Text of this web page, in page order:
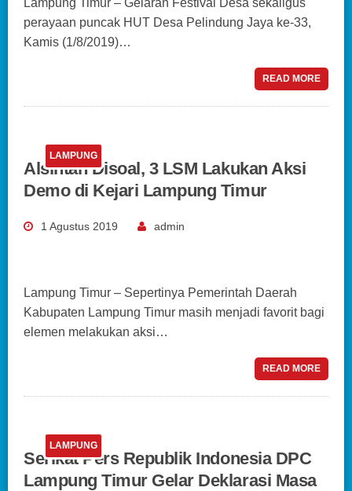
perayaan puncak HUT Desa Pelindung Jaya ke-33,
Kamis (1/8/2019)…
READ MORE
LAMPUNG
Alsintan Disoal, 3 LSM Lakukan Aksi
Demo di Kejari Lampung Timur
1 Agustus 2019 admin
Lampung Timur – Sepertinya Pemerintah Daerah
Kabupaten Lampung Timur masih menjadi favorit bagi
elemen melakukan aksi…
READ MORE
LAMPUNG
Serikat Pers Republik Indonesia DPC
Lampung Timur Gelar Deklarasi Masa